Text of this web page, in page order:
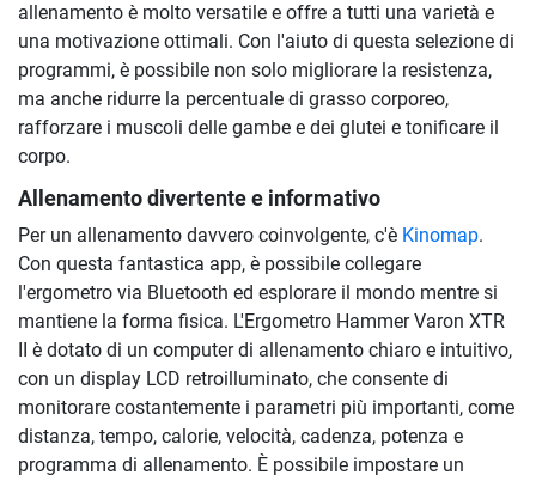
allenamento è molto versatile e offre a tutti una varietà e
una motivazione ottimali. Con l'aiuto di questa selezione di
programmi, è possibile non solo migliorare la resistenza,
ma anche ridurre la percentuale di grasso corporeo,
rafforzare i muscoli delle gambe e dei glutei e tonificare il
corpo.
Allenamento divertente e informativo
Per un allenamento davvero coinvolgente, c'è Kinomap.
Con questa fantastica app, è possibile collegare
l'ergometro via Bluetooth ed esplorare il mondo mentre si
mantiene la forma fisica. L'Ergometro Hammer Varon XTR
II è dotato di un computer di allenamento chiaro e intuitivo,
con un display LCD retroilluminato, che consente di
monitorare costantemente i parametri più importanti, come
distanza, tempo, calorie, velocità, cadenza, potenza e
programma di allenamento. È possibile impostare un